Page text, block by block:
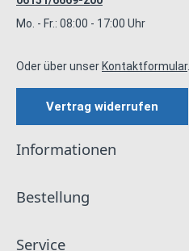
Mo. - Fr.: 08:00 - 17:00 Uhr
Oder über unserKontaktformular.
Vertrag widerrufen
Informationen
Bestellung
Service